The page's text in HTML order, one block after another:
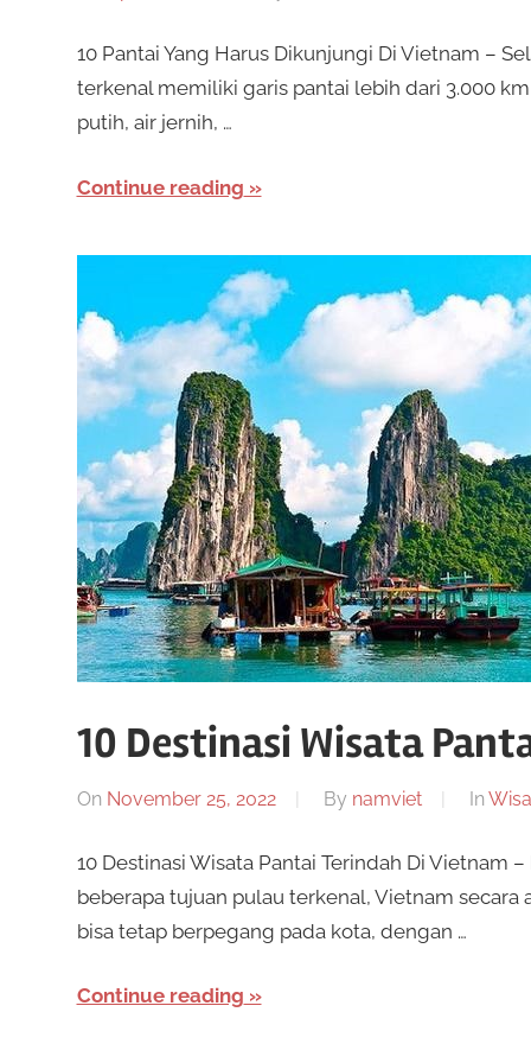
s
S
l
o
t
O
n
l
i
n
e
R
i
m
a
a
k
a
n
b
n
y
a
k
j
e
i
p
n
y
e
i
10 Pantai Yang Harus Dikunjungi Di Vietnam –
terkenal memiliki garis pantai lebih dari 3.000
putih, air jernih, …
Continue reading
10 Destinasi Wisata
On November 25, 2022 By namviet In
10 Destinasi Wisata Pantai Terindah Di Vietnam
beberapa tujuan pulau terkenal, Vietnam
bisa tetap berpegang pada kota, dengan …
Continue reading